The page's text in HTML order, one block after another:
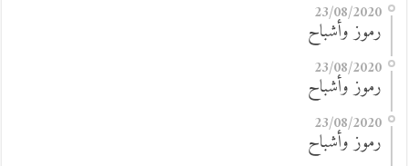
23/08/2020
رموز وأشباح
23/08/2020
رموز وأشباح
23/08/2020
رموز وأشباح